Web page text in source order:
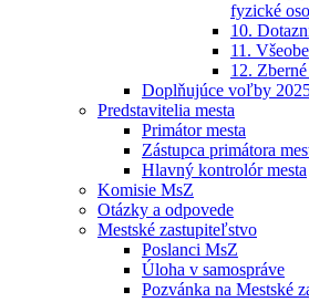
fyzické
10.
11.
12.
Doplňujúce voľby
Predstavitelia mesta
Primátor mesta
Zástupca primátora
Hlavný kontrolór mesta
Komisie MsZ
Otázky a odpovede
Mestské zastupiteľstvo
Poslanci MsZ
Úloha v samospráve
Pozvánka na Mestské